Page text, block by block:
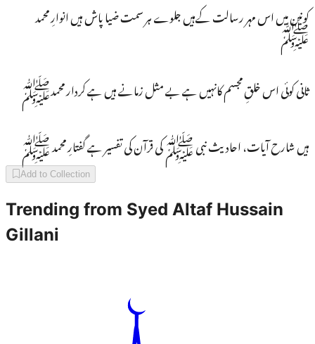
کونین میں اس مہر رسالت کےہیں جلوے ہر سمت ضیا پاش ہیں انوارِ محمد
ﷺ
ثانی کوئی اس خلقِ مجسم کانہیں ہے بے مثل زمانے ہیں ہے کردار محمدﷺ
ہیں شارح آیات، احادیث نبی ﷺ کی قرآن کی تفسیر ہے گفتارِ محمد ﷺ
Add to Collection
Trending from Syed Altaf Hussain
Gillani